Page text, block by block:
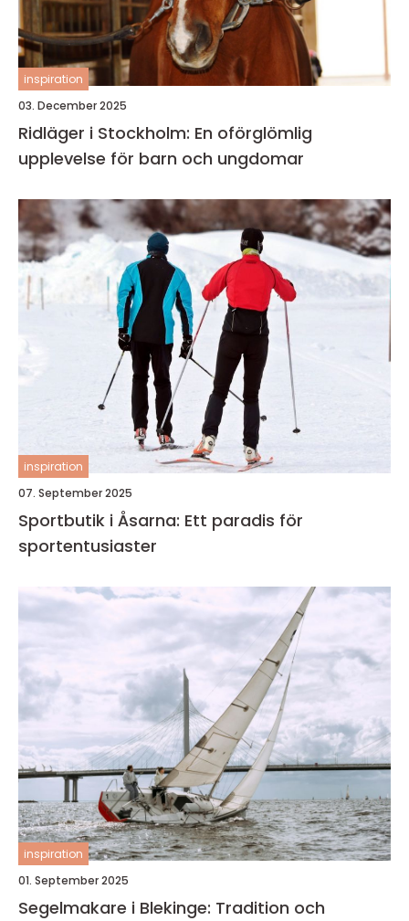
inspiration
03. December 2025
Ridläger i Stockholm: En oförglömlig
upplevelse för barn och ungdomar
inspiration
07. September 2025
Sportbutik i Åsarna: Ett paradis för
sportentusiaster
inspiration
01. September 2025
Segelmakare i Blekinge: Tradition och